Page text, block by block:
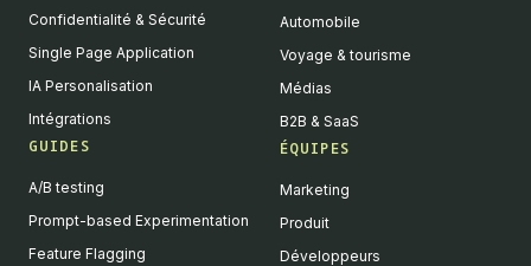
Confidentialité & Sécurité
Single Page Application
IA Personalisation
Intégrations
GUIDES
A/B testing
Prompt-based Experimentation
Feature Flagging
Automobile
Voyage & tourisme
Médias
B2B & SaaS
ÉQUIPES
Marketing
Produit
Développeurs